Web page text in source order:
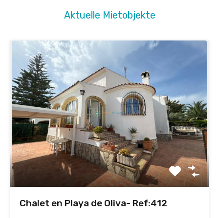
Aktuelle Mietobjekte
Chalet en Playa de Oliva- Ref:412